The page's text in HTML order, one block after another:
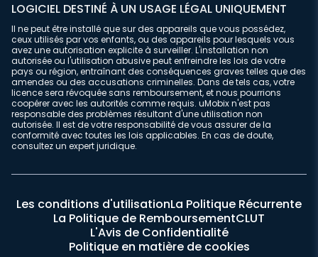
LOGICIEL DESTINÉ À UN USAGE LÉGAL UNIQUEMENT
Il ne peut être installé que sur des appareils que vous possédez,
ceux utilisés par vos enfants, ou des appareils pour lesquels vous
avez une autorisation explicite à surveiller. L'installation non
autorisée ou l'utilisation abusive peut enfreindre les lois de votre
pays ou région, entraînant des conséquences graves telles que des
amendes ou des accusations criminelles. Dans de tels cas, votre
licence sera révoquée sans remboursement, et nous pourrions
coopérer avec les autorités comme requis. uMobix n'est pas
responsable des problèmes résultant d'une utilisation non
autorisée. Il est de votre responsabilité de vous assurer de la
conformité avec toutes les lois applicables. En cas de doute,
consultez un expert juridique.
Les conditions d'utilisationLa Politique Récurrente
La Politique de RemboursementCLUT
L'Avis de Confidentialité
Politique en matière de cookies